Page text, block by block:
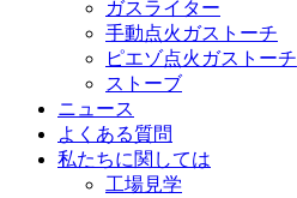
ガスライター
手動点火ガストーチ
ピエゾ点火ガストーチ
ストーブ
ニュース
よくある質問
私たちに関しては
工場見学